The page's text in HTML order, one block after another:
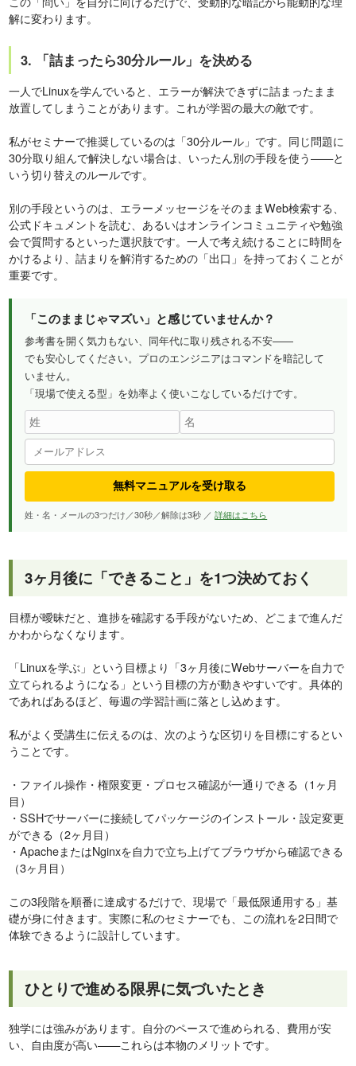
解に変わります。
3. 「詰まったら30分ルール」を決める
一人でLinuxを学んでいると、エラーが解決できずに詰まったまま
放置してしまうことがあります。これが学習の最大の敵です。
私がセミナーで推奨しているのは「30分ルール」です。同じ問題に
30分取り組んで解決しない場合は、いったん別の手段を使う——と
いう切り替えのルールです。
別の手段というのは、エラーメッセージをそのままWeb検索する、
公式ドキュメントを読む、あるいはオンラインコミュニティや勉強
会で質問するといった選択肢です。一人で考え続けることに時間を
かけるより、詰まりを解消するための「出口」を持っておくことが
重要です。
「このままじゃマズい」と感じていませんか？
参考書を開く気力もない、同年代に取り残される不安——
でも安心してください。プロのエンジニアはコマンドを暗記して
いません。
「現場で使える型」を効率よく使いこなしているだけです。
無料マニュアルを受け取る
姓・名・メールの3つだけ／30秒／解除は3秒 ／詳細はこちら
3ヶ月後に「できること」を1つ決めておく
目標が曖昧だと、進捗を確認する手段がないため、どこまで進んだ
かわからなくなります。
「Linuxを学ぶ」という目標より「3ヶ月後にWebサーバーを自力で
立てられるようになる」という目標の方が動きやすいです。具体的
であればあるほど、毎週の学習計画に落とし込めます。
私がよく受講生に伝えるのは、次のような区切りを目標にするとい
うことです。
・ファイル操作・権限変更・プロセス確認が一通りできる（1ヶ月
目）
・SSHでサーバーに接続してパッケージのインストール・設定変更
ができる（2ヶ月目）
・ApacheまたはNginxを自力で立ち上げてブラウザから確認できる
（3ヶ月目）
この3段階を順番に達成するだけで、現場で「最低限通用する」基
礎が身に付きます。実際に私のセミナーでも、この流れを2日間で
体験できるように設計しています。
ひとりで進める限界に気づいたとき
独学には強みがあります。自分のペースで進められる、費用が安
い、自由度が高い——これらは本物のメリットです。